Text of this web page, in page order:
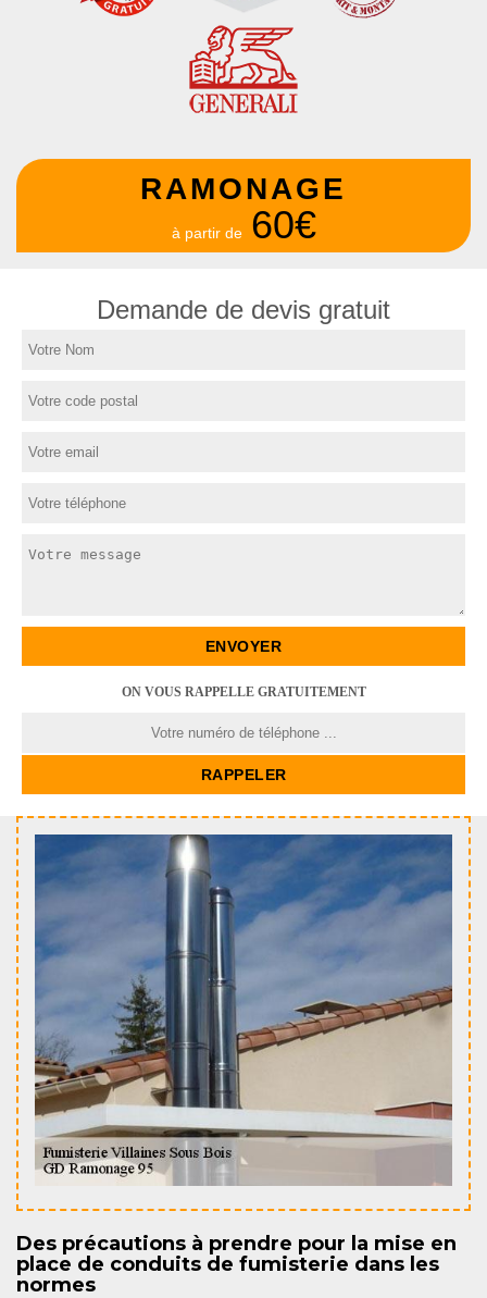
RAMONAGE
à partir de 60€
Demande de devis gratuit
ON VOUS RAPPELLE GRATUITEMENT
Des précautions à prendre pour la mise en
place de conduits de fumisterie dans les
normes